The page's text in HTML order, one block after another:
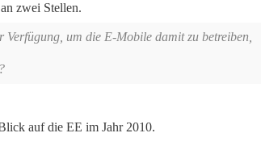
zwei Stellen.
um die E-Mobile damit zu betreiben,
auf die EE im Jahr 2010.